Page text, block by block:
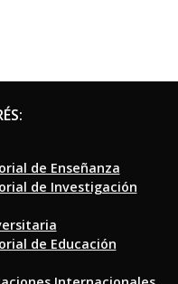
de Enseñanza
de Investigación
de Educación